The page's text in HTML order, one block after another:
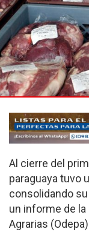
Al cierre del
paraguaya tuvo
consolidando
un informe de
Agrarias